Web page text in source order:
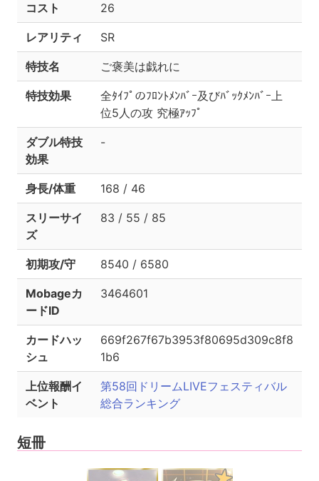
コスト 26
レアリティ SR
特技名 ご褒美は戯れに
特技効果
全ﾀｲﾌﾟのﾌﾛﾝﾄﾒﾝﾊﾞｰ及びﾊﾞｯｸﾒﾝﾊﾞｰ上
位5人の攻 究極ｱｯﾌﾟ
ダブル特技
効果
-
身長/体重 168 / 46
スリーサイ
ズ
83 / 55 / 85
初期攻/守 8540 / 6580
Mobageカ
ードID
3464601
カードハッ
シュ
669f267f67b3953f80695d309c8f8
1b6
上位報酬イ
ベント
第58回ドリームLIVEフェスティバル
総合ランキング
短冊